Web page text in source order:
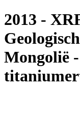
2013 -
Mongolië